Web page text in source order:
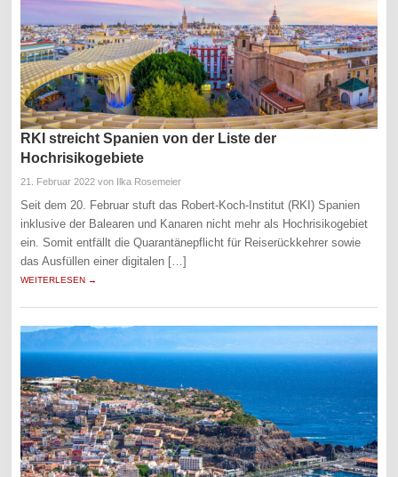
RKI streicht Spanien von der Liste der
Hochrisikogebiete
21. Februar 2022 von Ilka Rosemeier
Seit dem 20. Februar stuft das Robert-Koch-Institut (RKI) Spanien
inklusive der Balearen und Kanaren nicht mehr als Hochrisikogebiet
ein. Somit entfällt die Quarantänepflicht für Reiserückkehrer sowie
das Ausfüllen einer digitalen […]
WEITERLESEN →